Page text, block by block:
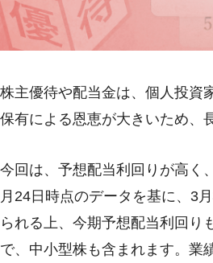
株主優待や配当金は、個人投資
保有による恩恵が大きいため、
今回は、予想配当利回りが高く
月24日時点のデータを基に、3
られる上、今期予想配当利回り
で、中小型株も含まれます。業